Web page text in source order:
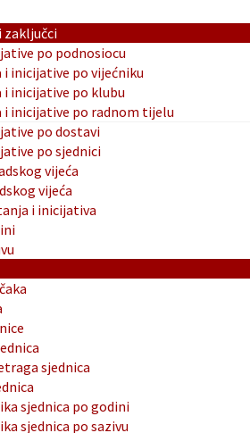
zaključci
po podnosiocu
i inicijative po vijećniku
i inicijative po klubu
i inicijative po radnom tijelu
po dostavi
po sjednici
vijeća
vijeća
i inicijativa
sjednica
sjednica po godini
sjednica po sazivu